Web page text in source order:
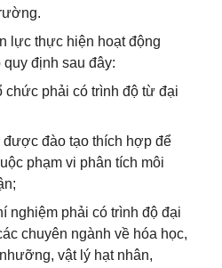
lực thực hiện hoạt động
định sau đây:
phải có trình độ từ đại
đào tạo thích hợp để
phạm vi phân tích môi
nghiệm phải có trình độ đại
chuyên ngành về hóa học,
vật lý hạt nhân,